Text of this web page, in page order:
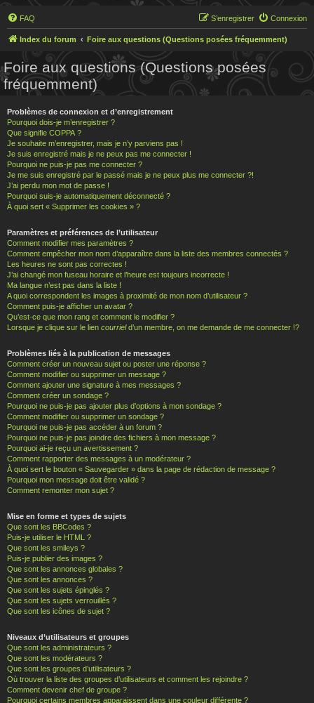
FAQ Connexion
S’enregistrer
Index du forum Foire aux questions (Questions posées fréquemment)
Foire aux questions (Questions posées
fréquemment)
Problèmes de connexion et d’enregistrement
Pourquoi dois-je m’enregistrer ?
Que signifie COPPA ?
Je souhaite m’enregistrer, mais je n’y parviens pas !
Je suis enregistré mais je ne peux pas me connecter !
Pourquoi ne puis-je pas me connecter ?
Je me suis enregistré par le passé mais je ne peux plus me connecter ?!
J’ai perdu mon mot de passe !
Pourquoi suis-je automatiquement déconnecté ?
À quoi sert « Supprimer les cookies » ?
Paramètres et préférences de l’utilisateur
Comment modifier mes paramètres ?
Comment empêcher mon nom d’apparaître dans la liste des membres connectés ?
Les heures ne sont pas correctes !
J’ai changé mon fuseau horaire et l’heure est toujours incorrecte !
Ma langue n’est pas dans la liste !
A quoi correspondent les images à proximité de mon nom d’utilisateur ?
Comment puis-je afficher un avatar ?
Qu’est-ce que mon rang et comment le modifier ?
Lorsque je clique sur le lien courrield’un membre, on me demande de me connecter !?
Problèmes liés à la publication de messages
Comment créer un nouveau sujet ou poster une réponse ?
Comment modifier ou supprimer un message ?
Comment ajouter une signature à mes messages ?
Comment créer un sondage ?
Pourquoi ne puis-je pas ajouter plus d’options à mon sondage ?
Comment modifier ou supprimer un sondage ?
Pourquoi ne puis-je pas accéder à un forum ?
Pourquoi ne puis-je pas joindre des fichiers à mon message ?
Pourquoi ai-je reçu un avertissement ?
Comment rapporter des messages à un modérateur ?
À quoi sert le bouton « Sauvegarder » dans la page de rédaction de message ?
Pourquoi mon message doit être validé ?
Comment remonter mon sujet ?
Mise en forme et types de sujets
Que sont les BBCodes ?
Puis-je utiliser le HTML ?
Que sont les smileys ?
Puis-je publier des images ?
Que sont les annonces globales ?
Que sont les annonces ?
Que sont les sujets épinglés ?
Que sont les sujets verrouillés ?
Que sont les icônes de sujet ?
Niveaux d’utilisateurs et groupes
Que sont les administrateurs ?
Que sont les modérateurs ?
Que sont les groupes d’utilisateurs ?
Où trouver la liste des groupes d’utilisateurs et comment les rejoindre ?
Comment devenir chef de groupe ?
Pourquoi certains membres apparaissent dans une couleur différente ?